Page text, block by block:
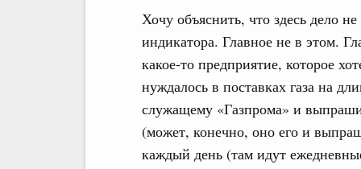
Хочу объяснить, что здесь дело
индикатора. Главное не в этом.
какое-то предприятие, которое
нуждалось в поставках газа на
служащему «Газпрома» и
(может, конечно, оно его и
каждый день (там идут